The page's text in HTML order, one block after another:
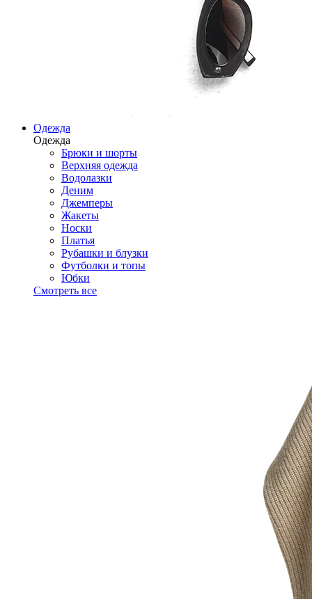
Одежда
Одежда
Брюки и шорты
Верхняя одежда
Водолазки
Деним
Джемперы
Жакеты
Носки
Платья
Рубашки и блузки
Футболки и топы
Юбки
Смотреть все